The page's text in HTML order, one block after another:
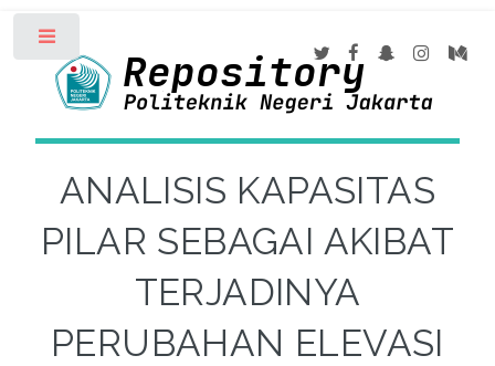
ANALISIS KAPASITAS
PILAR SEBAGAI AKIBAT
TERJADINYA
PERUBAHAN ELEVASI